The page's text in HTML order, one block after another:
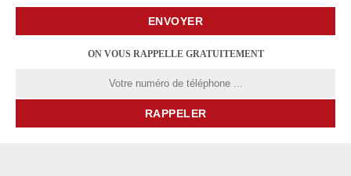
ON VOUS RAPPELLE GRATUITEMENT